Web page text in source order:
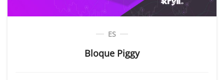
ES
Bloque Piggy